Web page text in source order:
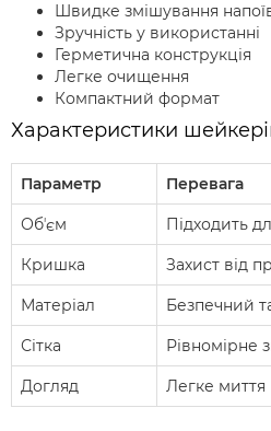
Швидке змішування
Зручність у використанні
Герметична конструкція
Легке очищення
Компактний формат
Характеристики
Параметр Перевага
Обʼєм Підходить
Кришка Захист від
Матеріал Безпечний
Сітка Рівномірне
Догляд Легке миття